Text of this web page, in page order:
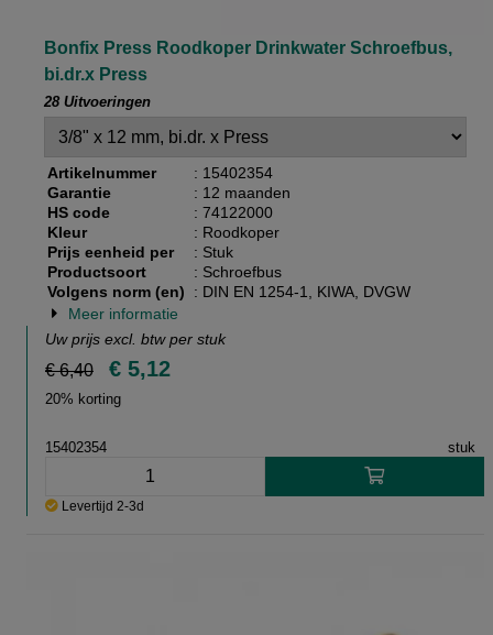
Bonfix Press Roodkoper Drinkwater Schroefbus,
bi.dr.x Press
28 Uitvoeringen
Artikelnummer
: 15402354
Garantie
: 12 maanden
HS code
: 74122000
Kleur
: Roodkoper
Prijs eenheid per
: Stuk
Productsoort
: Schroefbus
Volgens norm (en)
: DIN EN 1254-1, KIWA, DVGW
Meer informatie
Uw prijs excl. btw per stuk
€ 6,40 € 5,12
20% korting
15402354 stuk
Levertijd 2-3d